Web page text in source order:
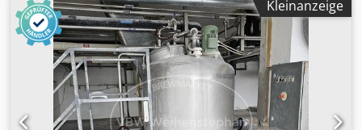
Fassi Kran F40BF.0.24 Active, Waagerechte Auslage 10,60m
bei 300 Kg, Hubhöhe 12m, Max. Hebekraft 995 Kg,
Schwenkbereich 370°, mit Funksteuerung und 2 Akkus,
Ladegerät, Mover Radantrieb für Anhänger, Autark
nutzbar dank Stromerzeuger, alle Anleitung und
Unterlagen vorhanden, Ser.Nr. W092211000MK17000
Dcjdpfx Aezkr Hbeh Tsk
Kleinanzeige